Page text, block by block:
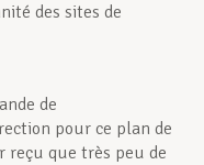
des sites de
de
pour ce plan de
reçu que très peu de